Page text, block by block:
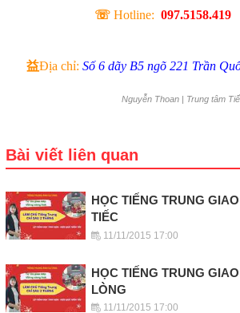
☏ Hotline: 097.5158.419
益Địa chỉ: Số 6 dãy B5 ngõ 221 Trần
Nguyễn Thoan | Trung tâm
Bài viết liên quan
HỌC TIẾNG TRUNG
TIẾC
11/11/2015 17:00
HỌC TIẾNG TRUNG
LÒNG
11/11/2015 17:00